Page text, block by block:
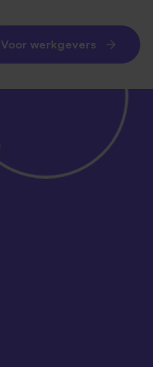
Voor werkgevers